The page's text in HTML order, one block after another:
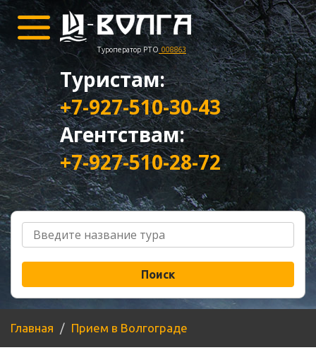
Туроператор РТО 008863
Туристам:
+7-927-510-30-43
Агентствам:
+7-927-510-28-72
Поиск
Главная Прием в Волгограде